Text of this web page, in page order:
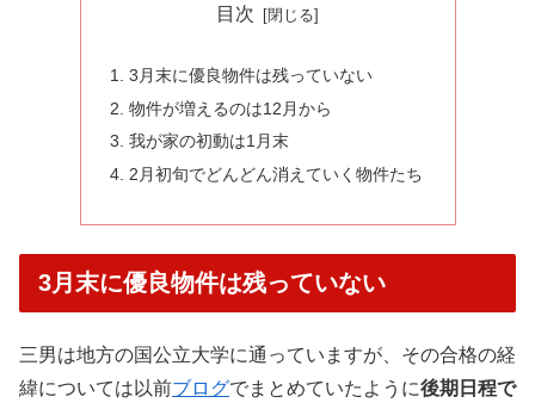
目次
3月末に優良物件は残っていない
物件が増えるのは12月から
我が家の初動は1月末
2月初旬でどんどん消えていく物件たち
3月末に優良物件は残っていない
三男は地方の国公立大学に通っていますが、その合格の経
緯については以前ブログでまとめていたように後期日程で